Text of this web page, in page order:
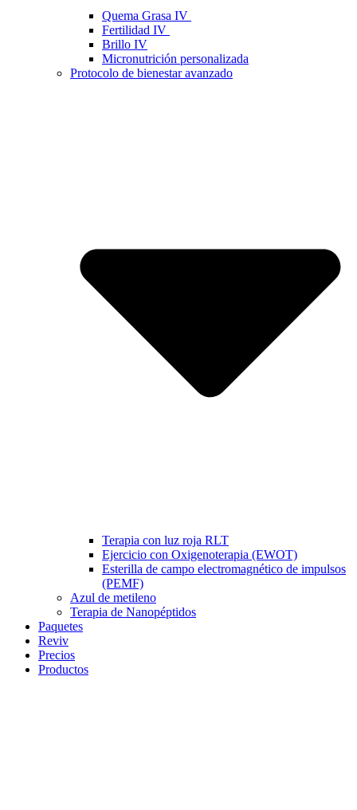
Quema Grasa IV
Fertilidad IV
Brillo IV
Micronutrición personalizada
Protocolo de bienestar avanzado
Terapia con luz roja RLT
Ejercicio con Oxigenoterapia (EWOT)
Esterilla de campo electromagnético de impulsos
(PEMF)
Azul de metileno
Terapia de Nanopéptidos
Paquetes
Reviv
Precios
Productos